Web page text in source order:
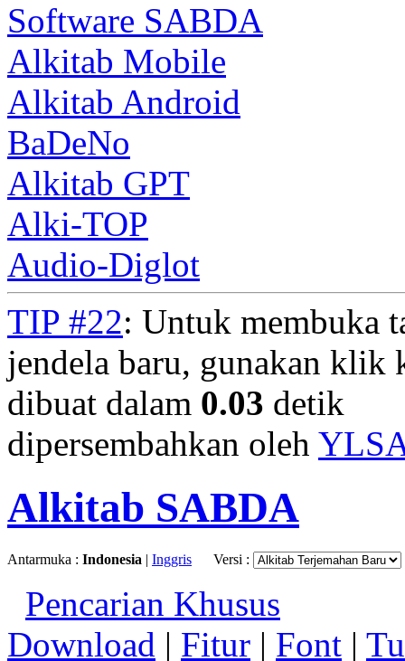
Software SABDA
Alkitab Mobile
Alkitab Android
BaDeNo
Alkitab GPT
Alki-TOP
Audio-Diglot
TIP #22: Untuk membuka
jendela baru, gunakan klik
dibuat dalam 0.03 detik
dipersembahkan oleh
Alkitab SABDA
Antarmuka : Indonesia | Inggris Versi :
Pencarian Khusus
Download | Fitur | Font |